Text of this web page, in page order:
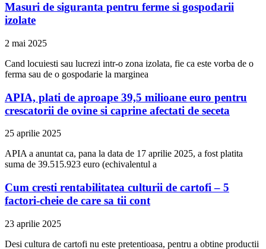
Masuri de siguranta pentru ferme si gospodarii
izolate
2 mai 2025
Cand locuiesti sau lucrezi intr-o zona izolata, fie ca este vorba de o
ferma sau de o gospodarie la marginea
APIA, plati de aproape 39,5 milioane euro pentru
crescatorii de ovine si caprine afectati de seceta
25 aprilie 2025
APIA a anuntat ca, pana la data de 17 aprilie 2025, a fost platita
suma de 39.515.923 euro (echivalentul a
Cum cresti rentabilitatea culturii de cartofi – 5
factori-cheie de care sa tii cont
23 aprilie 2025
Desi cultura de cartofi nu este pretentioasa, pentru a obtine productii